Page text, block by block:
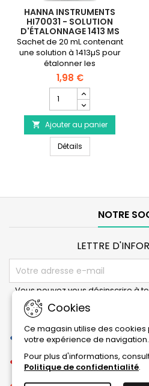
HANNA INSTRUMENTS
HI70031 - SOLUTION
D'ÉTALONNAGE 1413 ΜS
Sachet de 20 mL contenant
une solution à 1413µS pour
étalonner les
conductivimètres
électroniques
1,98 €
quantité
du
produit
HANNA
INSTRUMENTS
HI70031
1413
 Ajouter au panier
DétailsHANNA
NOTRE
Cookies
Ce magasin utilise des
votre expérience de navigation.
Pour plus d'informations,
Politique de confidentialité.
LETTRE
Vous pouvez vous désinscrire à
pour cela nos informations de